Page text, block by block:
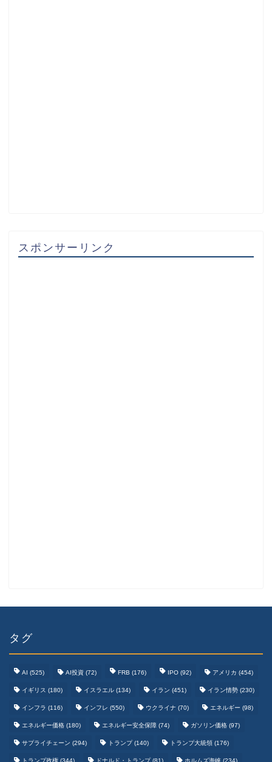
スポンサーリンク
タグ
AI (525) AI投資 (72) FRB (176) IPO (92) アメリカ (454)
イギリス (180) イスラエル (134) イラン (451) イラン情勢 (230)
インフラ (116) インフレ (550) ウクライナ (70) エネルギー (98)
エネルギー価格 (180) エネルギー安全保障 (74) ガソリン価格 (97)
サプライチェーン (294) トランプ(140) トランプ大統領 (176)
トランプ政権 (344) ドナルド・トランプ(81) ホルムズ海峡 (234)